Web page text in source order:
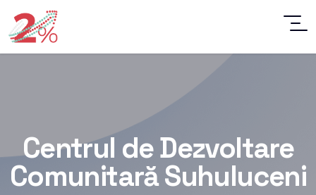
Centrul de Dezvoltare
Comunitară Suhuluceni